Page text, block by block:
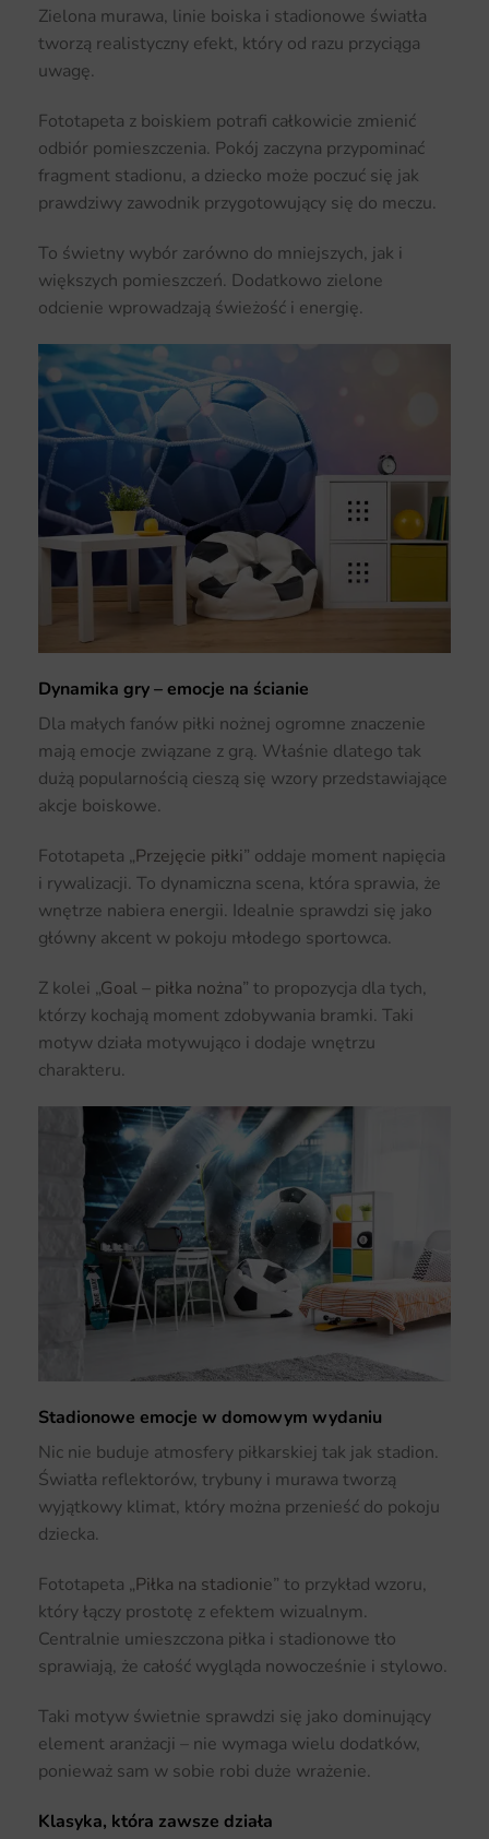
Zielona murawa, linie boiska i stadionowe światła
tworzą realistyczny efekt, który od razu przyciąga
uwagę.
Fototapeta z boiskiem potrafi całkowicie zmienić
odbiór pomieszczenia. Pokój zaczyna przypominać
fragment stadionu, a dziecko może poczuć się jak
prawdziwy zawodnik przygotowujący się do meczu.
To świetny wybór zarówno do mniejszych, jak i
większych pomieszczeń. Dodatkowo zielone
odcienie wprowadzają świeżość i energię.
Dynamika gry – emocje na ścianie
Dla małych fanów piłki nożnej ogromne znaczenie
mają emocje związane z grą. Właśnie dlatego tak
dużą popularnością cieszą się wzory przedstawiające
akcje boiskowe.
Fototapeta „Przejęcie piłki” oddaje moment napięcia
i rywalizacji. To dynamiczna scena, która sprawia, że
wnętrze nabiera energii. Idealnie sprawdzi się jako
główny akcent w pokoju młodego sportowca.
Z kolei „Goal – piłka nożna” to propozycja dla tych,
którzy kochają moment zdobywania bramki. Taki
motyw działa motywująco i dodaje wnętrzu
charakteru.
Stadionowe emocje w domowym wydaniu
Nic nie buduje atmosfery piłkarskiej tak jak stadion.
Światła reflektorów, trybuny i murawa tworzą
wyjątkowy klimat, który można przenieść do pokoju
dziecka.
Fototapeta „Piłka na stadionie” to przykład wzoru,
który łączy prostotę z efektem wizualnym.
Centralnie umieszczona piłka i stadionowe tło
sprawiają, że całość wygląda nowocześnie i stylowo.
Taki motyw świetnie sprawdzi się jako dominujący
element aranżacji – nie wymaga wielu dodatków,
ponieważ sam w sobie robi duże wrażenie.
Klasyka, która zawsze działa